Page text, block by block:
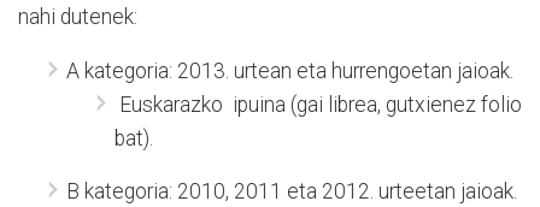
nahi dutenek:
A kategoria: 2013. urtean eta hurrengoetan jaioak.
Euskarazko ipuina (gai librea, gutxienez folio
bat).
B kategoria: 2010, 2011 eta 2012. urteetan jaioak.